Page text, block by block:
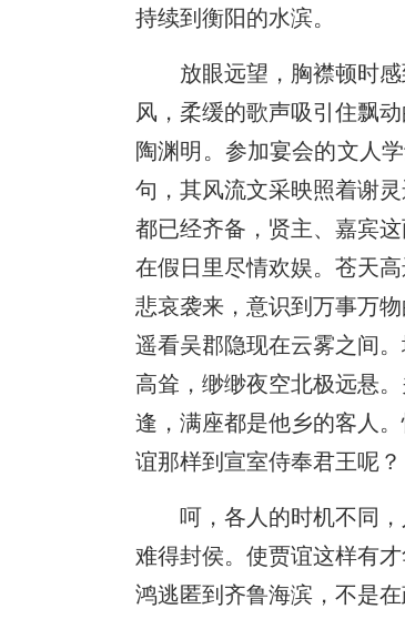
持续到衡阳的水滨。
放眼远望，胸襟顿时
风，柔缓的歌声吸引住飘
陶渊明。参加宴会的文人
句，其风流文采映照着谢
都已经齐备，贤主、嘉宾
在假日里尽情欢娱。苍天
悲哀袭来，意识到万事万
遥看吴郡隐现在云雾之间
高耸，缈缈夜空北极远悬
逢，满座都是他乡的客人
谊那样到宣室侍奉君王呢？
呵，各人的时机不同
难得封侯。使贾谊这样有
鸿逃匿到齐鲁海滨，不是